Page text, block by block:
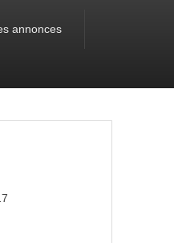
annonces